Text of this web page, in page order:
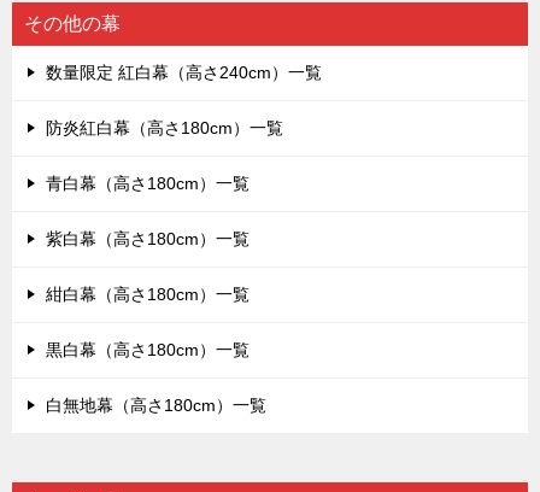
その他の幕
数量限定 紅白幕（高さ240cm）一覧
防炎紅白幕（高さ180cm）一覧
青白幕（高さ180cm）一覧
紫白幕（高さ180cm）一覧
紺白幕（高さ180cm）一覧
黒白幕（高さ180cm）一覧
白無地幕（高さ180cm）一覧